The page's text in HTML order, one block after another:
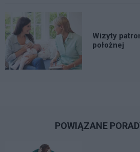
Wizyty
położnej
POWIĄZANE